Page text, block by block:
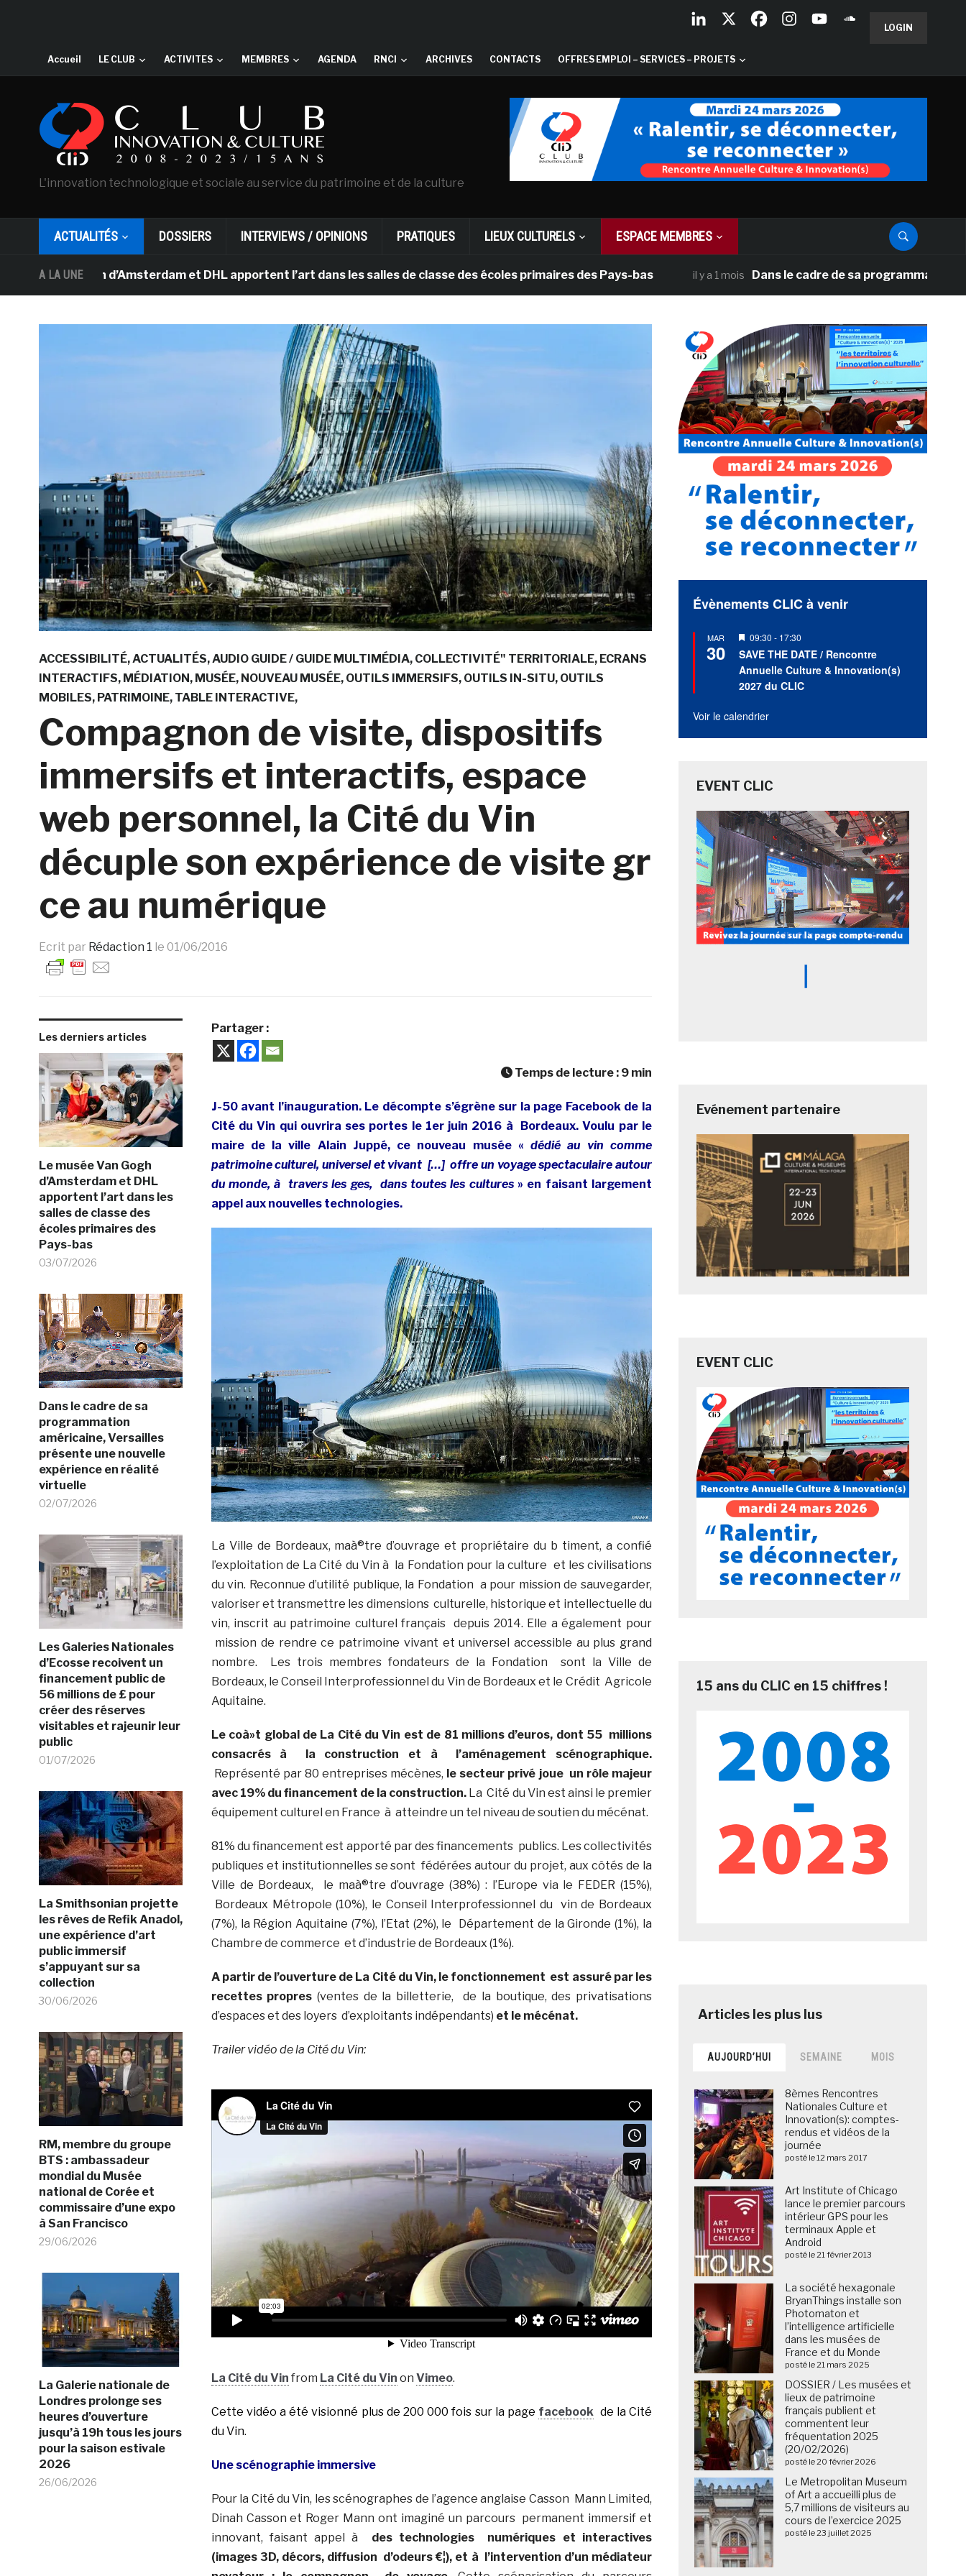
LOGIN
Accueil LE CLUB ACTIVITES MEMBRES AGENDA RNCI ARCHIVES CONTACTS OFFRES EMPLOI – SERVICES – PROJETS
L'innovation technologique et sociale au service du patrimoine et de la culture
ACTUALITÉS DOSSIERS INTERVIEWS / OPINIONS PRATIQUES LIEUX CULTURELS ESPACE MEMBRES
A LA UNE
Gogh d’Amsterdam et DHL apportent l’art dans les salles de classe des écoles primaires des Pays-bas il y a 1 mois Dans le cadre de sa programmation
ACCESSIBILITÉ ACTUALITÉS AUDIO GUIDE / GUIDE MULTIMÉDIA COLLECTIVITÉ" TERRITORIALE ECRANS
INTERACTIFS MÉDIATION MUSÉE NOUVEAU MUSÉE OUTILS IMMERSIFS OUTILS IN-SITU OUTILS
MOBILES PATRIMOINE TABLE INTERACTIVE
Compagnon de visite, dispositifs
immersifs et interactifs, espace
web personnel, la Cité du Vin
décuple son expérience de visite gr
ce au numérique
Ecrit par Rédaction 1 le 01/06/2016
Les derniers articles
Le musée Van Gogh
d’Amsterdam et DHL
apportent l’art dans les
salles de classe des
écoles primaires des
Pays-bas
03/07/2026
Dans le cadre de sa
programmation
américaine, Versailles
présente une nouvelle
expérience en réalité
virtuelle
02/07/2026
Les Galeries Nationales
d’Ecosse recoivent un
financement public de
56 millions de £ pour
créer des réserves
visitables et rajeunir leur
public
01/07/2026
La Smithsonian projette
les rêves de Refik Anadol,
une expérience d’art
public immersif
s’appuyant sur sa
collection
30/06/2026
RM, membre du groupe
BTS : ambassadeur
mondial du Musée
national de Corée et
commissaire d’une expo
à San Francisco
29/06/2026
La Galerie nationale de
Londres prolonge ses
heures d’ouverture
jusqu’à 19h tous les jours
pour la saison estivale
2026
26/06/2026
Partager :
Temps de lecture : 9 min
J-50 avant l’inauguration. Le décompte s’égrène sur la page Facebook de la
Cité du Vin qui ouvrira ses portes le 1er juin 2016 à Bordeaux. Voulu par le
maire de la ville Alain Juppé, ce nouveau musée «dédié au vin comme
patrimoine culturel, universel et vivant […] offre un voyage spectaculaire autour
du monde, à travers les ges, dans toutes les cultures» en faisant largement
appel aux nouvelles technologies.
La Ville de Bordeaux, maà®tre d’ouvrage et propriétaire du b timent, a confié
l’exploitation de La Cité du Vin à la Fondation pour la culture et les civilisations
du vin. Reconnue d’utilité publique, la Fondation a pour mission de sauvegarder,
valoriser et transmettre les dimensions culturelle, historique et intellectuelle du
vin, inscrit au patrimoine culturel français depuis 2014. Elle a également pour
mission de rendre ce patrimoine vivant et universel accessible au plus grand
nombre. Les trois membres fondateurs de la Fondation sont la Ville de
Bordeaux, le Conseil Interprofessionnel du Vin de Bordeaux et le Crédit Agricole
Aquitaine.
Le coà»t global de La Cité du Vin est de 81 millions d’euros, dont 55 millions
consacrés à la construction et à l’aménagement scénographique.
Représenté par 80 entreprises mécènes, le secteur privé joue un rôle majeur
avec 19% du financement de la construction. La Cité du Vin est ainsi le premier
équipement culturel en France à atteindre un tel niveau de soutien du mécénat.
81% du financement est apporté par des financements publics. Les collectivités
publiques et institutionnelles se sont fédérées autour du projet, aux côtés de la
Ville de Bordeaux, le maà®tre d’ouvrage (38%) : l’Europe via le FEDER (15%),
Bordeaux Métropole (10%), le Conseil Interprofessionnel du vin de Bordeaux
(7%), la Région Aquitaine (7%), l’Etat (2%), le Département de la Gironde (1%), la
Chambre de commerce et d’industrie de Bordeaux (1%).
A partir de l’ouverture de La Cité du Vin, le fonctionnement est assuré par les
recettes propres (ventes de la billetterie, de la boutique, des privatisations
d’espaces et des loyers d’exploitants indépendants) et le mécénat.
Trailer vidéo de la Cité du Vin:
La Cité du Vin from La Cité du Vin on Vimeo.
Cette vidéo a été visionné plus de 200 000 fois sur la page facebook de la Cité
du Vin.
Une scénographie immersive
Pour la Cité du Vin, les scénographes de l’agence anglaise Casson Mann Limited,
Dinah Casson et Roger Mann ont imaginé un parcours permanent immersif et
innovant, faisant appel à des technologies numériques et interactives
(images 3D, décors, diffusion d’odeurs €¦), et à l’intervention d’un médiateur
Évènements CLIC à venir
MAR
30
Mis
en
avant
09:30 - 17:30
SAVE THE DATE / Rencontre
Annuelle Culture & Innovation(s)
2027 du CLIC
Voir le calendrier
EVENT CLIC
Evénement partenaire
EVENT CLIC
15 ans du CLIC en 15 chiffres !
AUJOURD’HUI SEMAINE MOIS
8èmes Rencontres
Nationales Culture et
Innovation(s): comptes-
rendus et vidéos de la
journée
posté le 12 mars 2017
Art Institute of Chicago
lance le premier parcours
intérieur GPS pour les
terminaux Apple et
Android
posté le 21 février 2013
La société hexagonale
BryanThings installe son
Photomaton et
l’intelligence artificielle
dans les musées de
France et du Monde
posté le 21 mars 2025
DOSSIER / Les musées et
lieux de patrimoine
français publient et
commentent leur
fréquentation 2025
(20/02/2026)
posté le 20 février 2026
Le Metropolitan Museum
of Art a accueilli plus de
5,7 millions de visiteurs au
cours de l’exercice 2025
posté le 23 juillet 2025